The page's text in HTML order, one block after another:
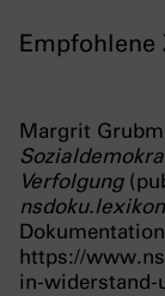
Margrit
Verfolgung
nsdoku.lexikon
https://
in-widerstand-